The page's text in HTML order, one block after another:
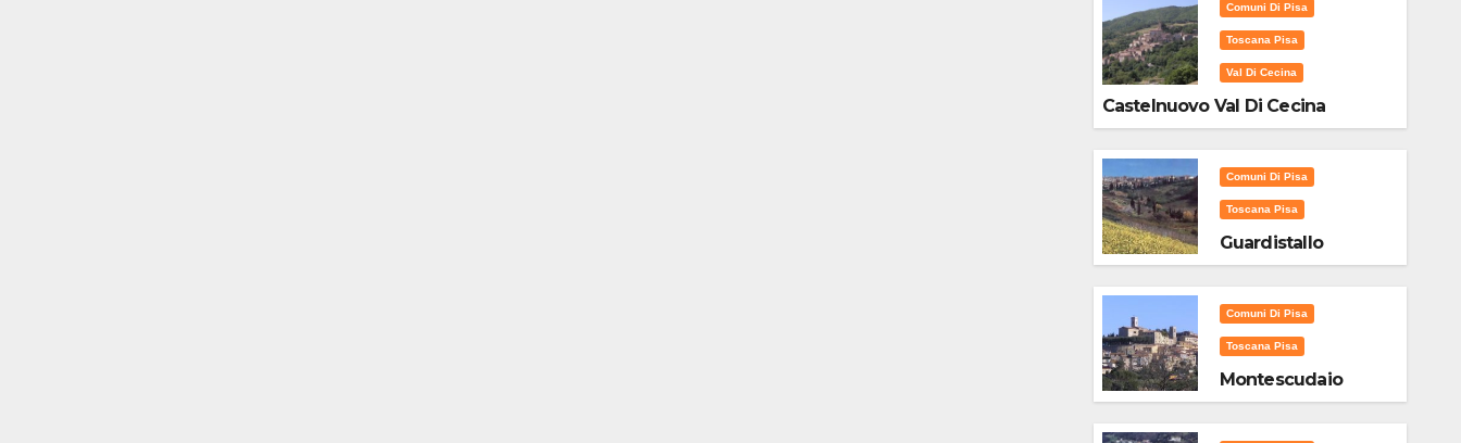
Comuni Di Pisa
Toscana Pisa
Val Di Cecina
Castelnuovo Val Di Cecina
Comuni Di Pisa
Toscana Pisa
Guardistallo
Comuni Di Pisa
Toscana Pisa
Montescudaio